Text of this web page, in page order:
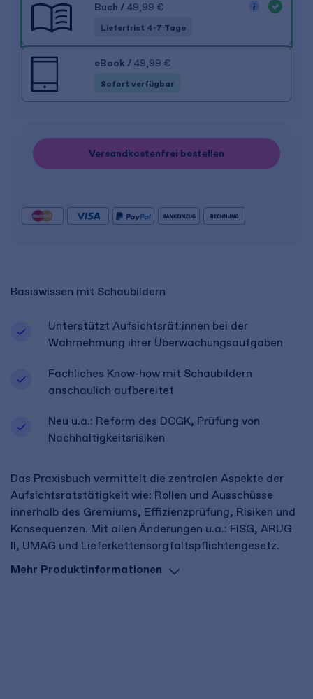
Basiswissen mit Schaubildern
Unterstützt Aufsichtsrät:innen bei der
Wahrnehmung ihrer Überwachungsaufgaben
Fachliches Know-how mit Schaubildern
anschaulich aufbereitet
Neu u.a.: Reform des DCGK, Prüfung von
Nachhaltigkeitsrisiken ​
Das Praxisbuch vermittelt die zentralen Aspekte der
Aufsichtsratstätigkeit wie: Rollen und Ausschüsse
innerhalb des Gremiums, Effizienzprüfung, Risiken und
Konsequenzen. Mit allen Änderungen u.a.: FISG, ARUG
II, UMAG und Lieferkettensorgfaltspflichtengesetz.
Mehr Produktinformationen
Buch / 49,99 €
Lieferfrist 4-7 Tage
eBook / 49,99 €
Sofort verfügbar
Versandkostenfrei bestellen